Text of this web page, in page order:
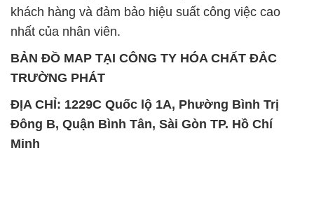
khách hàng và đảm bảo hiệu suất công việc cao
nhất của nhân viên.
BẢN ĐỒ MAP TẠI CÔNG TY HÓA CHẤT ĐẮC
TRƯỜNG PHÁT
ĐỊA CHỈ: 1229C Quốc lộ 1A, Phường Bình Trị
Đông B, Quận Bình Tân, Sài Gòn TP. Hồ Chí
Minh